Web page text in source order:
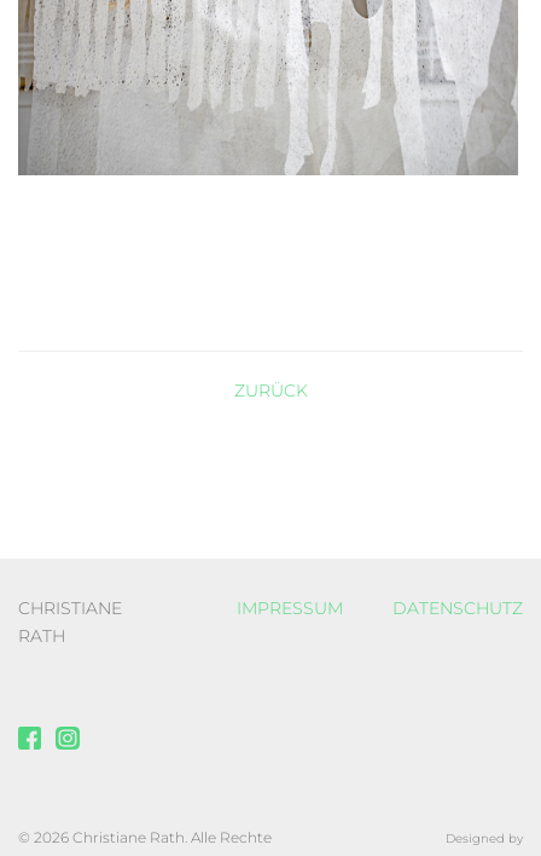
ZURÜCK
CHRISTIANE
RATH
IMPRESSUM DATENSCHUTZ
© 2026 Christiane Rath. Alle Rechte Designed by